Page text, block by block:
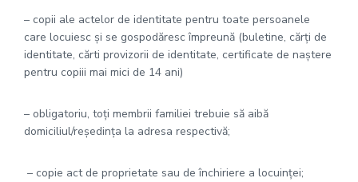
– copii ale actelor de identitate pentru toate persoanele
care locuiesc şi se gospodăresc împreună (buletine, cărţi de
identitate, cărti provizorii de identitate, certificate de naştere
pentru copiii mai mici de 14 ani)
– obligatoriu, toţi membrii familiei trebuie să aibă
domiciliul/reşedinţa la adresa respectivă;
– copie act de proprietate sau de închiriere a locuinţei;